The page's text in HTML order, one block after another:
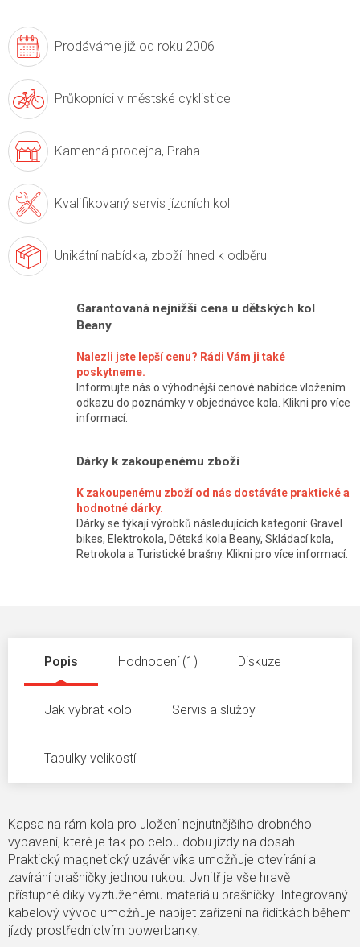
Prodáváme již od roku 2006
Průkopníci v městské cyklistice
Kamenná prodejna, Praha
Kvalifikovaný servis jízdních kol
Unikátní nabídka, zboží ihned k odběru
Garantovaná nejnižší cena u dětských kol
Beany
Nalezli jste lepší cenu? Rádi Vám ji také
poskytneme.
Informujte nás o výhodnější cenové nabídce vložením
odkazu do poznámky v objednávce kola. Klikni pro více
informací.
Dárky k zakoupenému zboží
K zakoupenému zboží od nás dostáváte praktické a
hodnotné dárky.
Dárky se týkají výrobků následujících kategorií: Gravel
bikes, Elektrokola, Dětská kola Beany, Skládací kola,
Retrokola a Turistické brašny. Klikni pro více informací.
Popis Hodnocení (1) Diskuze
Jak vybrat kolo Servis a služby
Tabulky velikostí
Kapsa na rám kola pro uložení nejnutnějšího drobného
vybavení, které je tak po celou dobu jízdy na dosah.
Praktický magnetický uzávěr víka umožňuje otevírání a
zavírání brašničky jednou rukou. Uvnitř je vše hravě
přístupné díky vyztuženému materiálu brašničky. Integrovaný
kabelový vývod umožňuje nabíjet zařízení na řídítkách během
jízdy prostřednictvím powerbanky.